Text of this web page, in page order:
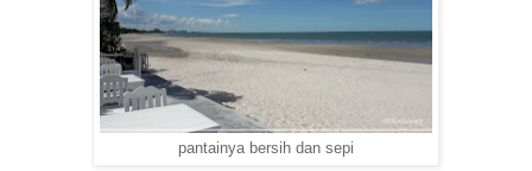
pantainya bersih dan sepi